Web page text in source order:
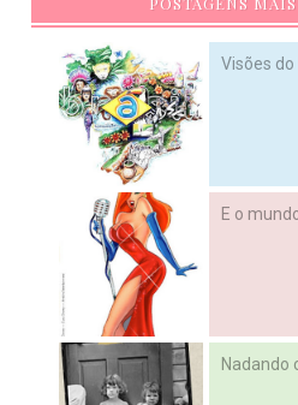
Visões do
E o
Nadando